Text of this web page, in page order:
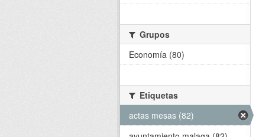
Grupos
Economía (80)
Etiquetas
actas mesas (82)